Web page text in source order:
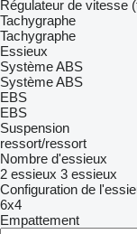
Régulateur de vitesse
Tachygraphe
Tachygraphe
Essieux
Système ABS
Système ABS
EBS
EBS
Suspension
ressort/ressort
Nombre d'essieux
2 essieux 3 essieux
Configuration de
6x4
Empattement